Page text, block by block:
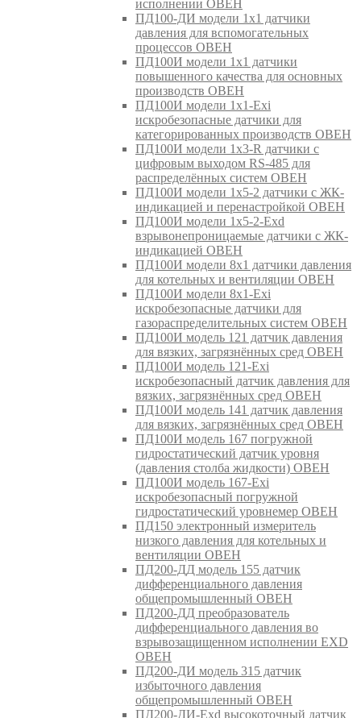
исполнении ОВЕН
ПД100-ДИ модели 1х1 датчики
давления для вспомогательных
процессов ОВЕН
ПД100И модели 1х1 датчики
повышенного качества для основных
производств ОВЕН
ПД100И модели 1х1-Exi
искробезопасные датчики для
категорированных производств ОВЕН
ПД100И модели 1х3-R датчики с
цифровым выходом RS-485 для
распределённых систем ОВЕН
ПД100И модели 1х5-2 датчики с ЖК-
индикацией и перенастройкой ОВЕН
ПД100И модели 1х5-2-Exd
взрывонепроницаемые датчики с ЖК-
индикацией ОВЕН
ПД100И модели 8х1 датчики давления
для котельных и вентиляции ОВЕН
ПД100И модели 8х1-Exi
искробезопасные датчики для
газораспределительных систем ОВЕН
ПД100И модель 121 датчик давления
для вязких, загрязнённых сред ОВЕН
ПД100И модель 121-Exi
искробезопасный датчик давления для
вязких, загрязнённых сред ОВЕН
ПД100И модель 141 датчик давления
для вязких, загрязнённых сред ОВЕН
ПД100И модель 167 погружной
гидростатический датчик уровня
(давления столба жидкости) ОВЕН
ПД100И модель 167-Exi
искробезопасный погружной
гидростатический уровнемер ОВЕН
ПД150 электронный измеритель
низкого давления для котельных и
вентиляции ОВЕН
ПД200-ДД модель 155 датчик
дифференциального давления
общепромышленный ОВЕН
ПД200-ДД преобразователь
дифференциального давления во
взрывозащищенном исполнении EXD
ОВЕН
ПД200-ДИ модель 315 датчик
избыточного давления
общепромышленный ОВЕН
ПД200-ДИ-Exd высокоточный датчик